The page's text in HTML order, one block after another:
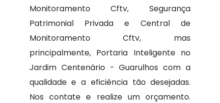
Monitoramento Cftv, Segurança
Patrimonial Privada e Central de
Monitoramento Cftv, mas
principalmente, Portaria Inteligente no
Jardim Centenário - Guarulhos com a
qualidade e a eficiência tão desejadas.
Nos contate e realize um orçamento.